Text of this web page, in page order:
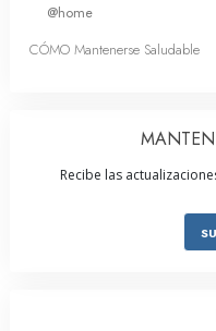
@home
CÓMO Mantenerse Saludable
Recibe las